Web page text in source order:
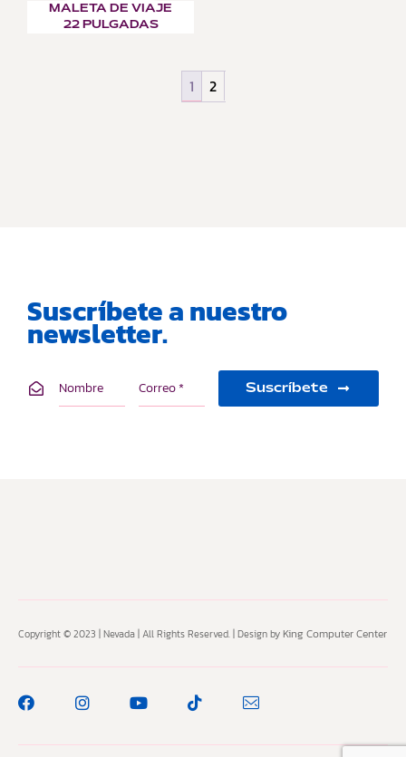
MALETA DE VIAJE
22 PULGADAS
1 2
Suscríbete a nuestro
newsletter.
Suscríbete
Copyright © 2023 | Nevada | All Rights Reserved. | Design by King Computer Center